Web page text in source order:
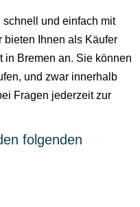
schnell und einfach mit
bieten Ihnen als Käufer
in Bremen an. Sie können
und zwar innerhalb
Fragen jederzeit zur
folgenden